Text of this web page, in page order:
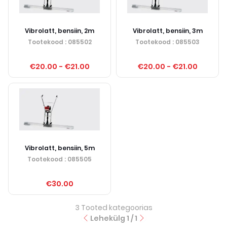
Vibrolatt, bensiin, 2m
Tootekood : 085502
€20.00 - €21.00
Vibrolatt, bensiin, 3m
Tootekood : 085503
€20.00 - €21.00
Vibrolatt, bensiin, 5m
Tootekood : 085505
€30.00
3 Tooted kategoorias
Lehekülg 1 /1